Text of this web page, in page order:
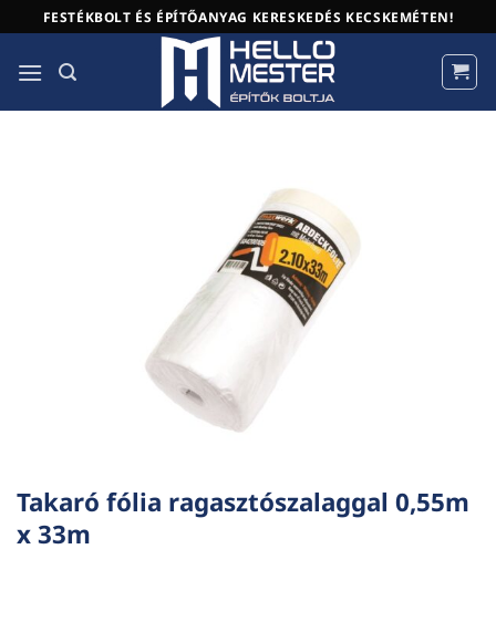
to
content
FESTÉKBOLT ÉS ÉPÍTŐANYAG KERESKEDÉS KECSKEMÉTEN!
Takaró fólia ragasztószalaggal 0,55m
x 33m